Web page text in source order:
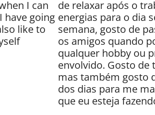
I can
have going
like to
de relaxar após o
energias para o dia
semana, gosto de
os amigos quando
qualquer hobby ou
envolvido. Gosto de
mas também gosto
dos dias para me
que eu esteja